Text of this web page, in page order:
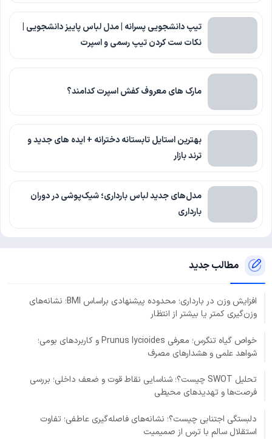
تیپ دانشجویی پسرانه | مدل لباس پاییز دانشجویی |
نکات ست کردن تیپ رسمی و اسپرت
مارک های معروف کفش اسپرت کدامند؟
بهترین استایل تابستانه دخترانه + ایده های جدید و
ترند بازار
مدل‌های جدید لباس بارداری؛ شیک‌پوشی در دوران
بارداری
مطالب جدید
افزایش وزن در بارداری؛ محدوده پیشنهادی براساس BMI؛ نشانه‌های
وزن‌گیری کمتر یا بیشتر از انتظار
خواص گیاه تنگرس؛ معرفی Prunus lycioides و کاربردهای بومی؛
شواهد علمی و هشدارهای مصرف
تحلیل SWOT چیست؟؛ شناسایی نقاط قوت و ضعف داخلی؛ بررسی
فرصت‌ها و تهدیدهای محیطی
دلبستگی اجتنابی چیست؟؛ نشانه‌های فاصله‌گیری عاطفی؛ تفاوت
استقلال سالم با ترس از صمیمیت